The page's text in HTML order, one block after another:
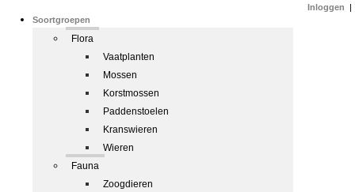
Soortgroepen
Flora
Vaatplanten
Mossen
Korstmossen
Paddenstoelen
Kranswieren
Wieren
Fauna
Zoogdieren
Inloggen |